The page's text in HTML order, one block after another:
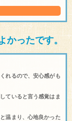
かったです。
れるので、安心感がも
ていると言う感覚はま
温まり、心地良かった